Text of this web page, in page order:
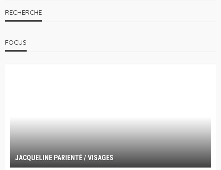
RECHERCHE
FOCUS
JACQUELINE PARIENTÉ / VISAGES